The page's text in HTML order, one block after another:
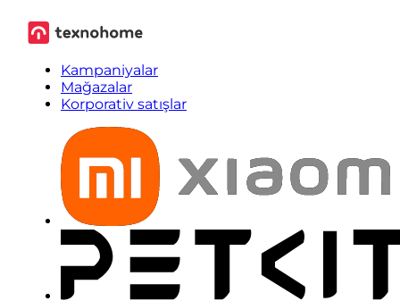
Kampaniyalar
Mağazalar
Korporativ satışlar